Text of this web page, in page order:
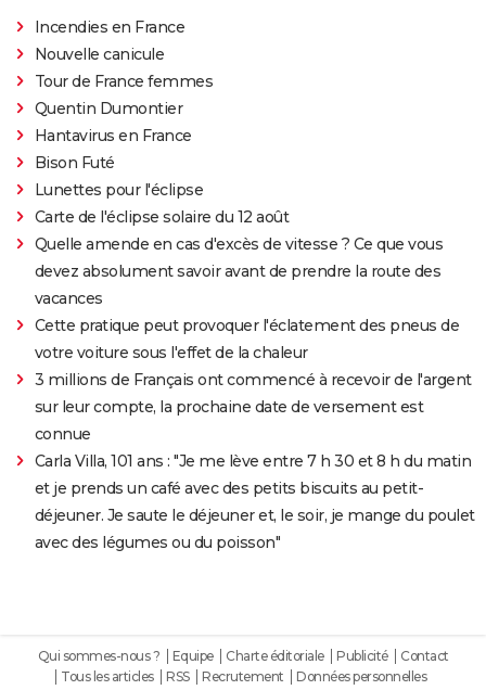
Incendies en France
Nouvelle canicule
Tour de France femmes
Quentin Dumontier
Hantavirus en France
Bison Futé
Lunettes pour l'éclipse
Carte de l'éclipse solaire du 12 août
Quelle amende en cas d'excès de vitesse ? Ce que vous
devez absolument savoir avant de prendre la route des
vacances
Cette pratique peut provoquer l'éclatement des pneus de
votre voiture sous l'effet de la chaleur
3 millions de Français ont commencé à recevoir de l'argent
sur leur compte, la prochaine date de versement est
connue
Carla Villa, 101 ans : "Je me lève entre 7 h 30 et 8 h du matin
et je prends un café avec des petits biscuits au petit-
déjeuner. Je saute le déjeuner et, le soir, je mange du poulet
avec des légumes ou du poisson"
Qui sommes-nous ? Equipe Charte éditoriale Publicité
Contact
Tous les articles
RSS Recrutement
Données personnelles